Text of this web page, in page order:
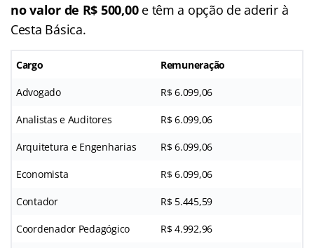
no valor de R$ 500,00e têm a opção de aderir à
Cesta Básica.
Cargo Remuneração
Advogado R$ 6.099,06
Analistas e Auditores R$ 6.099,06
Arquitetura e Engenharias R$ 6.099,06
Economista R$ 6.099,06
Contador R$ 5.445,59
Coordenador Pedagógico R$ 4.992,96